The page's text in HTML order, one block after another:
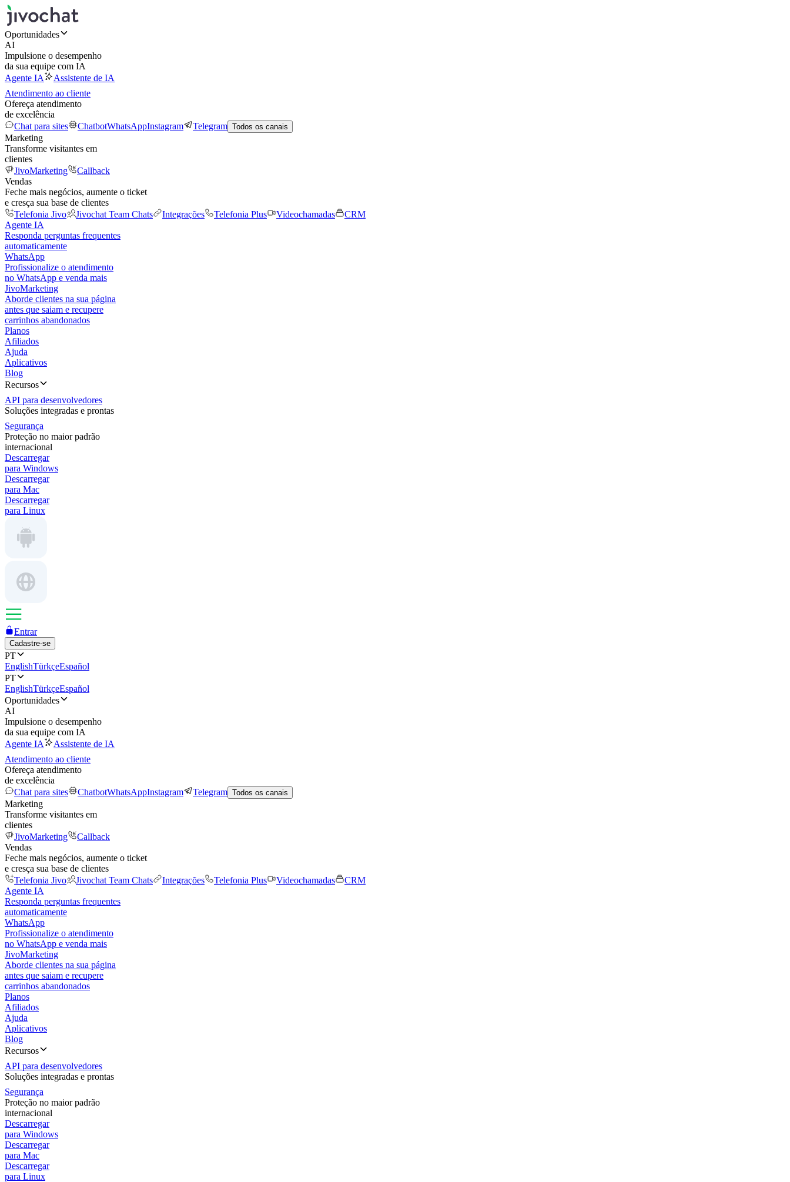
Oportunidades
AI
Impulsione o desempenho
da sua equipe com IA
Agente IA
Assistente de IA
Atendimento ao cliente
Ofereça atendimento
de excelência
Chat para sites
ChatbotWhatsAppInstagram Telegram Todos os canais
Marketing
Transforme visitantes em
clientes
JivoMarketing
Callback
Vendas
Feche mais negócios, aumente o ticket
e cresça sua base de clientes
Telefonia Jivo
Jivochat Team Chats Integrações Telefonia Plus Videochamadas
CRM
Agente IA
Responda perguntas frequentes
automaticamente
WhatsApp
Profissionalize o atendimento
no WhatsApp e venda mais
JivoMarketing
Aborde clientes na sua página
antes que saiam e recupere
carrinhos abandonados
Planos
Afiliados
Ajuda
Aplicativos
Blog
Recursos
API para desenvolvedores
Soluções integradas e prontas
Segurança
Proteção no maior padrão
internacional
Descarregar
para Windows
Descarregar
para Mac
Descarregar
para Linux
Entrar
Cadastre-se
PT
EnglishTürkçeEspañol
PT
EnglishTürkçeEspañol
Oportunidades
AI
Impulsione o desempenho
da sua equipe com IA
Agente IA
Assistente de IA
Atendimento ao cliente
Ofereça atendimento
de excelência
Chat para sites
ChatbotWhatsAppInstagram Telegram Todos os canais
Marketing
Transforme visitantes em
clientes
JivoMarketing
Callback
Vendas
Feche mais negócios, aumente o ticket
e cresça sua base de clientes
Telefonia Jivo
Jivochat Team Chats Integrações Telefonia Plus Videochamadas
CRM
Agente IA
Responda perguntas frequentes
automaticamente
WhatsApp
Profissionalize o atendimento
no WhatsApp e venda mais
JivoMarketing
Aborde clientes na sua página
antes que saiam e recupere
carrinhos abandonados
Planos
Afiliados
Ajuda
Aplicativos
Blog
Recursos
API para desenvolvedores
Soluções integradas e prontas
Segurança
Proteção no maior padrão
internacional
Descarregar
para Windows
Descarregar
para Mac
Descarregar
para Linux